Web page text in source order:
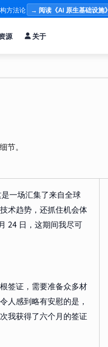
方法论 → 阅读《AI 原生基础设施》
源 关于
节。
一场汇集了来自全球
术趋势，还抓住机会体
24 日，这期间我尽可
签证，需要准备众多材
人感到略有安慰的是，
我获得了六个月的签证